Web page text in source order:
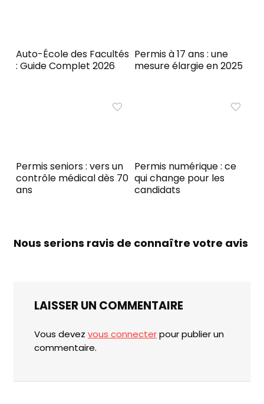
Auto-École des Facultés
: Guide Complet 2026
Permis à 17 ans : une
mesure élargie en 2025
Permis seniors : vers un
contrôle médical dès 70
ans
Permis numérique : ce
qui change pour les
candidats
Nous serions ravis de connaître votre avis
LAISSER UN COMMENTAIRE
Vous devez vous connecterpour publier un
commentaire.